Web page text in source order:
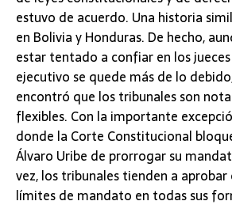
estuvo de acuerdo. Una historia
en Bolivia y Honduras. De hecho,
estar tentado a confiar en los
ejecutivo se quede más de lo
encontró que los tribunales son
flexibles. Con la importante
donde la Corte Constitucional
Álvaro Uribe de prorrogar su
vez, los tribunales tienden a
límites de mandato en todas sus